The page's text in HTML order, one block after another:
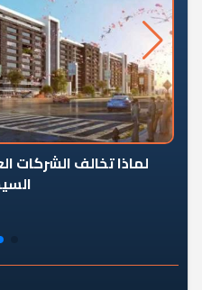
لماذا تخالف الشركات